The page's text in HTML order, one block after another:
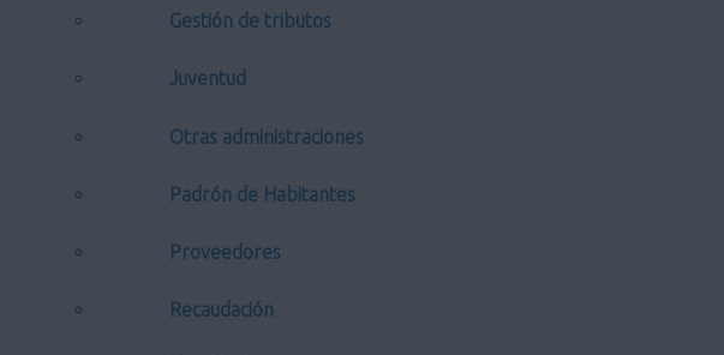
Gestión de tributos
Juventud
Otras administraciones
Padrón de Habitantes
Proveedores
Recaudación